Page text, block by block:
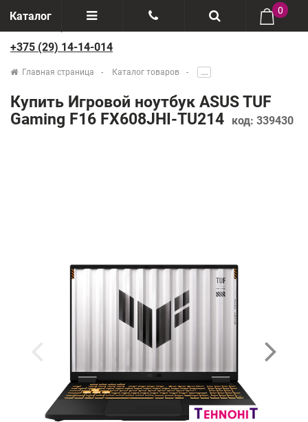
Каталог
Отзывы
Производители
+375(29) 888-44-44
0
+375 (29) 14-14-014
Главная страница Каталог товаров .....
Купить Игровой ноутбук ASUS TUF
Gaming F16 FX608JHI-TU214
код: 339430